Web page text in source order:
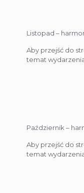
Listopad –
Aby przejść do
temat
Październik –
Aby przejść do
temat